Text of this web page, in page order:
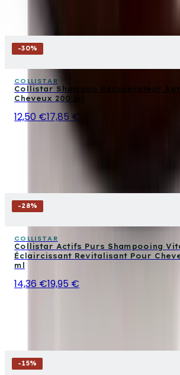
-30%
COLLISTAR
Collistar Shampoo Récupérateur
Cheveux 200 ml
12,50 €17,85 €
-28%
COLLISTAR
Collistar Actifs Purs Shampooing
Éclaircissant Revitalisant Pour
ml
14,36 €19,95 €
-15%